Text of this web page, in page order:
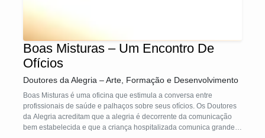
Boas Misturas – Um Encontro De
Ofícios
Doutores da Alegria – Arte, Formação e Desenvolvimento
Boas Misturas é uma oficina que estimula a conversa entre
profissionais de saúde e palhaços sobre seus ofícios. Os Doutores
da Alegria acreditam que a alegria é decorrente da comunicação
bem estabelecida e que a criança hospitalizada comunica grande